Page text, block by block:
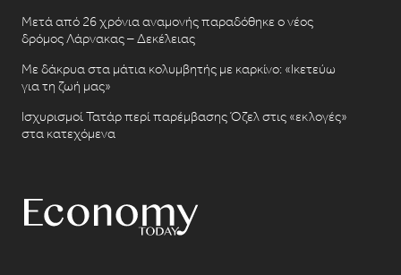
Μετά από 26 χρόνια αναμονής παραδόθηκε ο νέος
δρόμος Λάρνακας – Δεκέλειας
Με δάκρυα στα μάτια κολυμβητής με καρκίνο: «Ικετεύω
για τη ζωή μας»
Ισχυρισμοί Τατάρ περί παρέμβασης Όζελ στις «εκλογές»
στα κατεχόμενα